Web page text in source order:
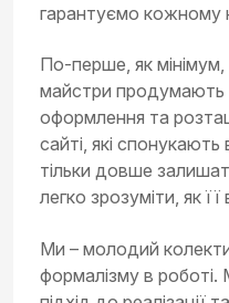
гарантуємо кожному
По-перше, як
майстри продумають
оформлення та
сайті, які
тільки довше
легко зрозуміти, як
Ми – молодий
формалізму в роботі.